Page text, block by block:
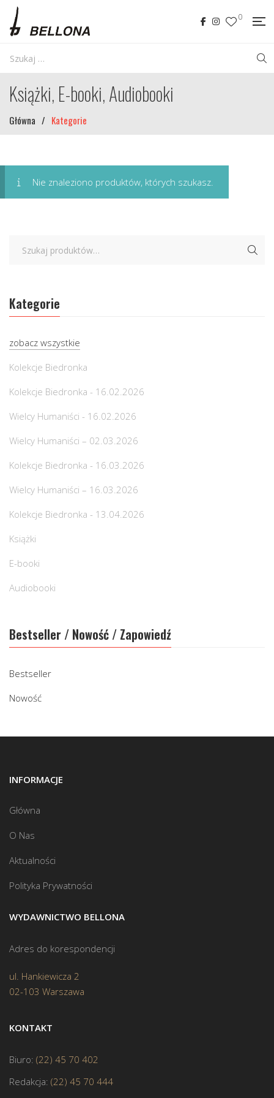
0
Książki, E-booki, Audiobooki
Główna / Kategorie
Nie znaleziono produktów, których szukasz.
Kategorie
zobacz wszystkie
Kolekcje Biedronka
Kolekcje Biedronka - 16.02.2026
Wielcy Humaniści - 16.02.2026
Wielcy Humaniści – 02.03.2026
Kolekcje Biedronka - 16.03.2026
Wielcy Humaniści – 16.03.2026
Kolekcje Biedronka - 13.04.2026
Książki
E-booki
Audiobooki
Bestseller / Nowość / Zapowiedź
Bestseller
Nowość
INFORMACJE
Główna
O Nas
Aktualności
Polityka Prywatności
WYDAWNICTWO BELLONA
Adres do korespondencji
ul. Hankiewicza 2
02-103 Warszawa
KONTAKT
Biuro: (22) 45 70 402
Redakcja: (22) 45 70 444